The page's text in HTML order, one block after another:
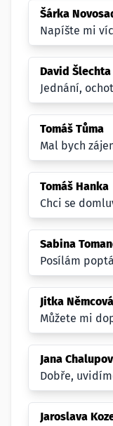
Šárka
Napíšte mi
David Šlechta
Jednání,
Tomáš Tůma
Mal bych
Tomáš Hanka
Chci se
Sabina
Posílám
Jitka Němcová
Můžete mi
Jana
Dobře,
Jaroslava